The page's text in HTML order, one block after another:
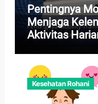
Pentingnya
Menjaga
Aktivitas
Kesehatan Rohani